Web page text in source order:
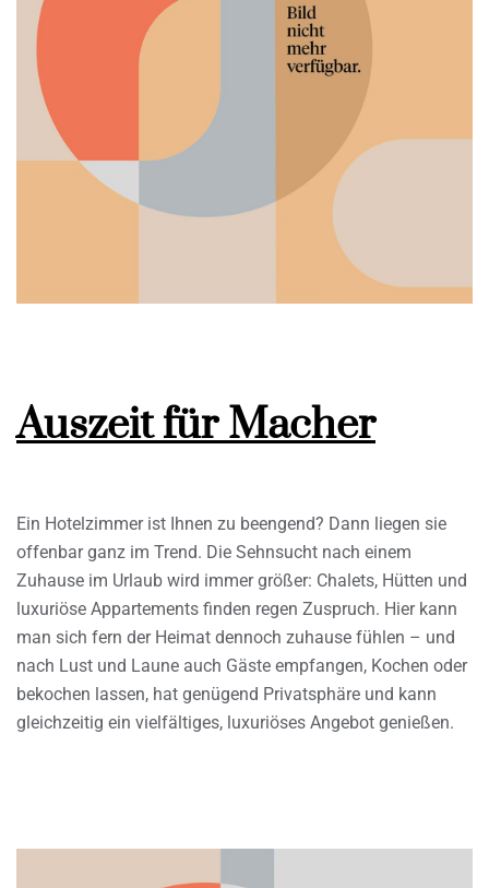
Auszeit für Macher
Ein Hotelzimmer ist Ihnen zu beengend? Dann liegen sie
offenbar ganz im Trend. Die Sehnsucht nach einem
Zuhause im Urlaub wird immer größer: Chalets, Hütten und
luxuriöse Appartements finden regen Zuspruch. Hier kann
man sich fern der Heimat dennoch zuhause fühlen – und
nach Lust und Laune auch Gäste empfangen, Kochen oder
bekochen lassen, hat genügend Privatsphäre und kann
gleichzeitig ein vielfältiges, luxuriöses Angebot genießen.